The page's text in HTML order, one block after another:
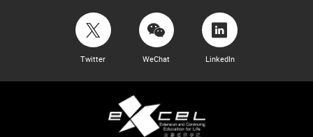
Twitter WeChat LinkedIn